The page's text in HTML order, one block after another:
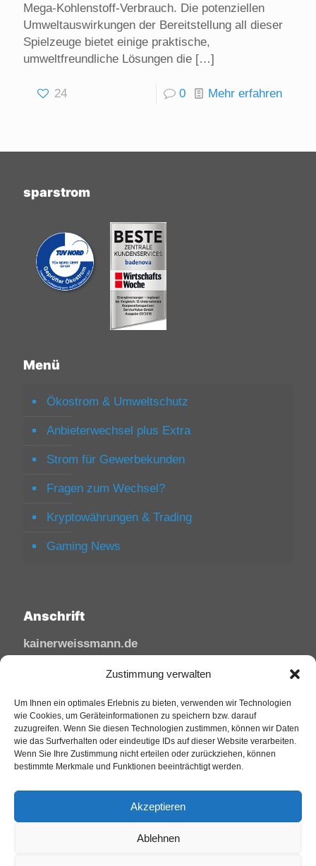
Zustimmung verwalten
Um Ihnen ein optimales Erlebnis zu bieten, verwenden wir Technologien
wie Cookies, um Geräteinformationen zu speichern bzw. darauf
zuzugreifen. Wenn Sie diesen Technologien zustimmen, können wir Daten
wie das Surfverhalten oder eindeutige IDs auf dieser Website verarbeiten.
Wenn Sie Ihre Zustimmung nicht erteilen oder zurückziehen, können
bestimmte Merkmale und Funktionen beeinträchtigt werden.
Akzeptieren
Ablehnen
Mega-Kohlenstoff-Verbrauch. Die potenziellen
Umweltauswirkungen der Bereitstellung all dieser
Spielzeuge bietet einige praktische,
umweltfreundliche Lösungen die […]
24 0 Mehr erfahren
sparstrom
Menü
Ökostrom & Umweltschutz
Anbieterwechsel plus Extra
Strom für Gewerbekunden
Fragen zum Wechsel?
Kryptowährungen & Trading
Gaming News
Anschrift
kainerweissmann.de
Linzhausenstraße
Deutschland
Tel: 02644/945 81 88
Mail: kai@sfw-media.de